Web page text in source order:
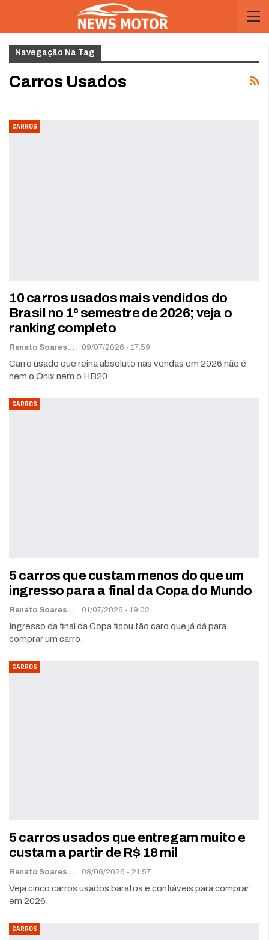
Navegação Na Tag
Carros Usados
CARROS
10 carros usados mais vendidos do
Brasil no 1º semestre de 2026; veja o
ranking completo
Renato Soares 09/07/2026 - 17:59
Carro usado que reina absoluto nas vendas em 2026 não é
nem o Onix nem o HB20.
CARROS
5 carros que custam menos do que um
ingresso para a final da Copa do Mundo
Renato Soares 01/07/2026 - 19:02
Ingresso da final da Copa ficou tão caro que já dá para
comprar um carro.
CARROS
5 carros usados que entregam muito e
custam a partir de R$ 18 mil
Renato Soares 08/06/2026 - 21:57
Veja cinco carros usados baratos e confiáveis para comprar
em 2026.
CARROS